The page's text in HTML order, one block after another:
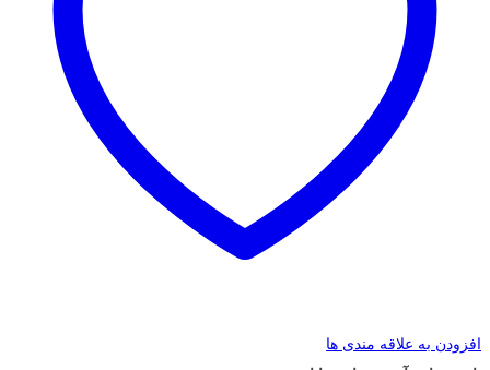
افزودن به علاقه مندی ها